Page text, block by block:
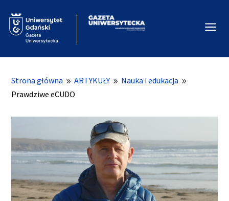
a
Strona główna 9 ARTYKUŁY 9 Nauka i edukacja 9
Prawdziwe eCUDO